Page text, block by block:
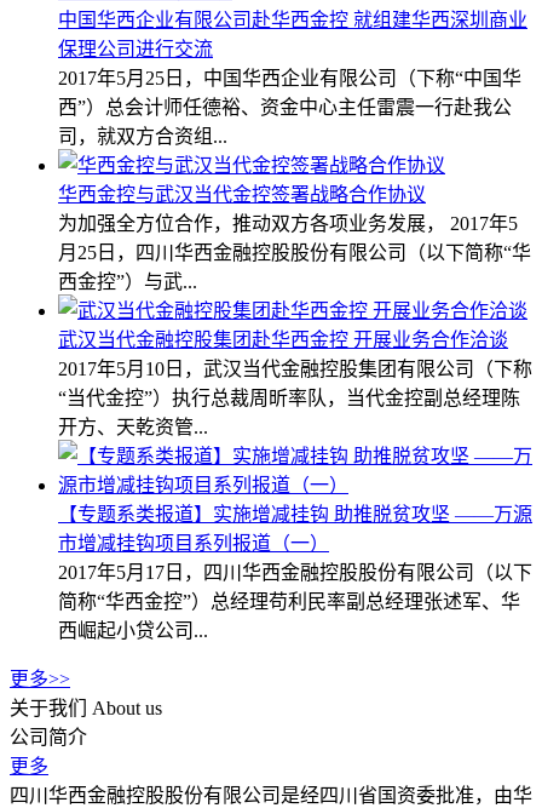
中国华西企业有限公司赴华西金控 就组建华西深圳商业
保理公司进行交流
2017年5月25日，中国华西企业有限公司（下称“中国华
西”）总会计师任德裕、资金中心主任雷震一行赴我公
司，就双方合资组...
华西金控与武汉当代金控签署战略合作协议
为加强全方位合作，推动双方各项业务发展， 2017年5
月25日，四川华西金融控股股份有限公司（以下简称“华
西金控”）与武...
武汉当代金融控股集团赴华西金控 开展业务合作洽谈
2017年5月10日，武汉当代金融控股集团有限公司（下称
“当代金控”）执行总裁周昕率队，当代金控副总经理陈
开方、天乾资管...
【专题系类报道】实施增减挂钩 助推脱贫攻坚 ——万源
市增减挂钩项目系列报道（一）
2017年5月17日，四川华西金融控股股份有限公司（以下
简称“华西金控”）总经理苟利民率副总经理张述军、华
西崛起小贷公司...
更多>>
关于我们
About us
公司简介
更多
四川华西金融控股股份有限公司是经四川省国资委批准，由华